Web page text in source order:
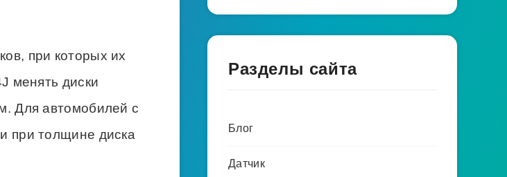
при которых их
менять диски
Для автомобилей с
при толщине диска
Разделы сайта
Блог
Датчик